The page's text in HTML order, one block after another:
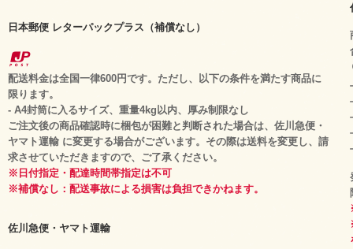
日本郵便 レターパックプラス（補償なし）
配送料金は全国一律600円です。ただし、以下の条件を満たす商品に
限ります。
- A4封筒に入るサイズ、重量4kg以内、厚み制限なし
ご注文後の商品確認時に梱包が困難と判断された場合は、佐川急便・
ヤマト運輸 に変更する場合がございます。その際は送料を変更し、請
求させていただきますので、ご了承ください。
※日付指定・配達時間帯指定は不可
※補償なし：配送事故による損害は負担できかねます。
佐川急便・ヤマト運輸